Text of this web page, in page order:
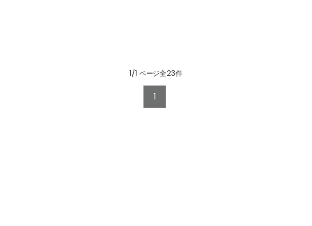
1/1 ページ全23件
1